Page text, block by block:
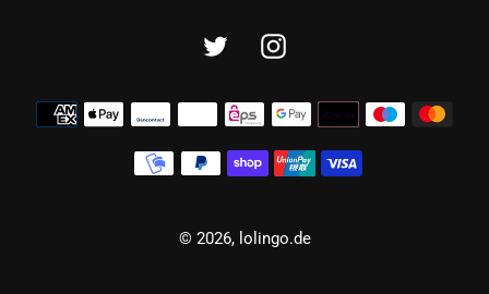
TwitterInstagram
Zahlungsmethoden
© 2026, lolingo.de